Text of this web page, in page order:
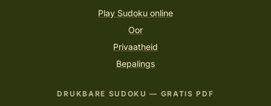
Play Sudoku online
Oor
Privaatheid
Bepalings
DRUKBARE SUDOKU — GRATIS PDF